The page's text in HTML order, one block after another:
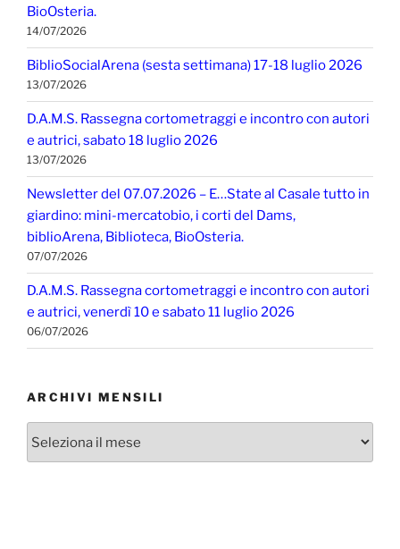
BioOsteria.
14/07/2026
BiblioSocialArena (sesta settimana) 17-18 luglio 2026
13/07/2026
D.A.M.S. Rassegna cortometraggi e incontro con autori
e autrici, sabato 18 luglio 2026
13/07/2026
Newsletter del 07.07.2026 – E…State al Casale tutto in
giardino: mini-mercatobio, i corti del Dams,
biblioArena, Biblioteca, BioOsteria.
07/07/2026
D.A.M.S. Rassegna cortometraggi e incontro con autori
e autrici, venerdì 10 e sabato 11 luglio 2026
06/07/2026
ARCHIVI MENSILI